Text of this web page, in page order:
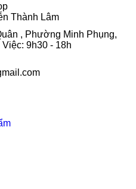
Thành Lâm
, Phường Minh Phụng,
9h30 - 18h